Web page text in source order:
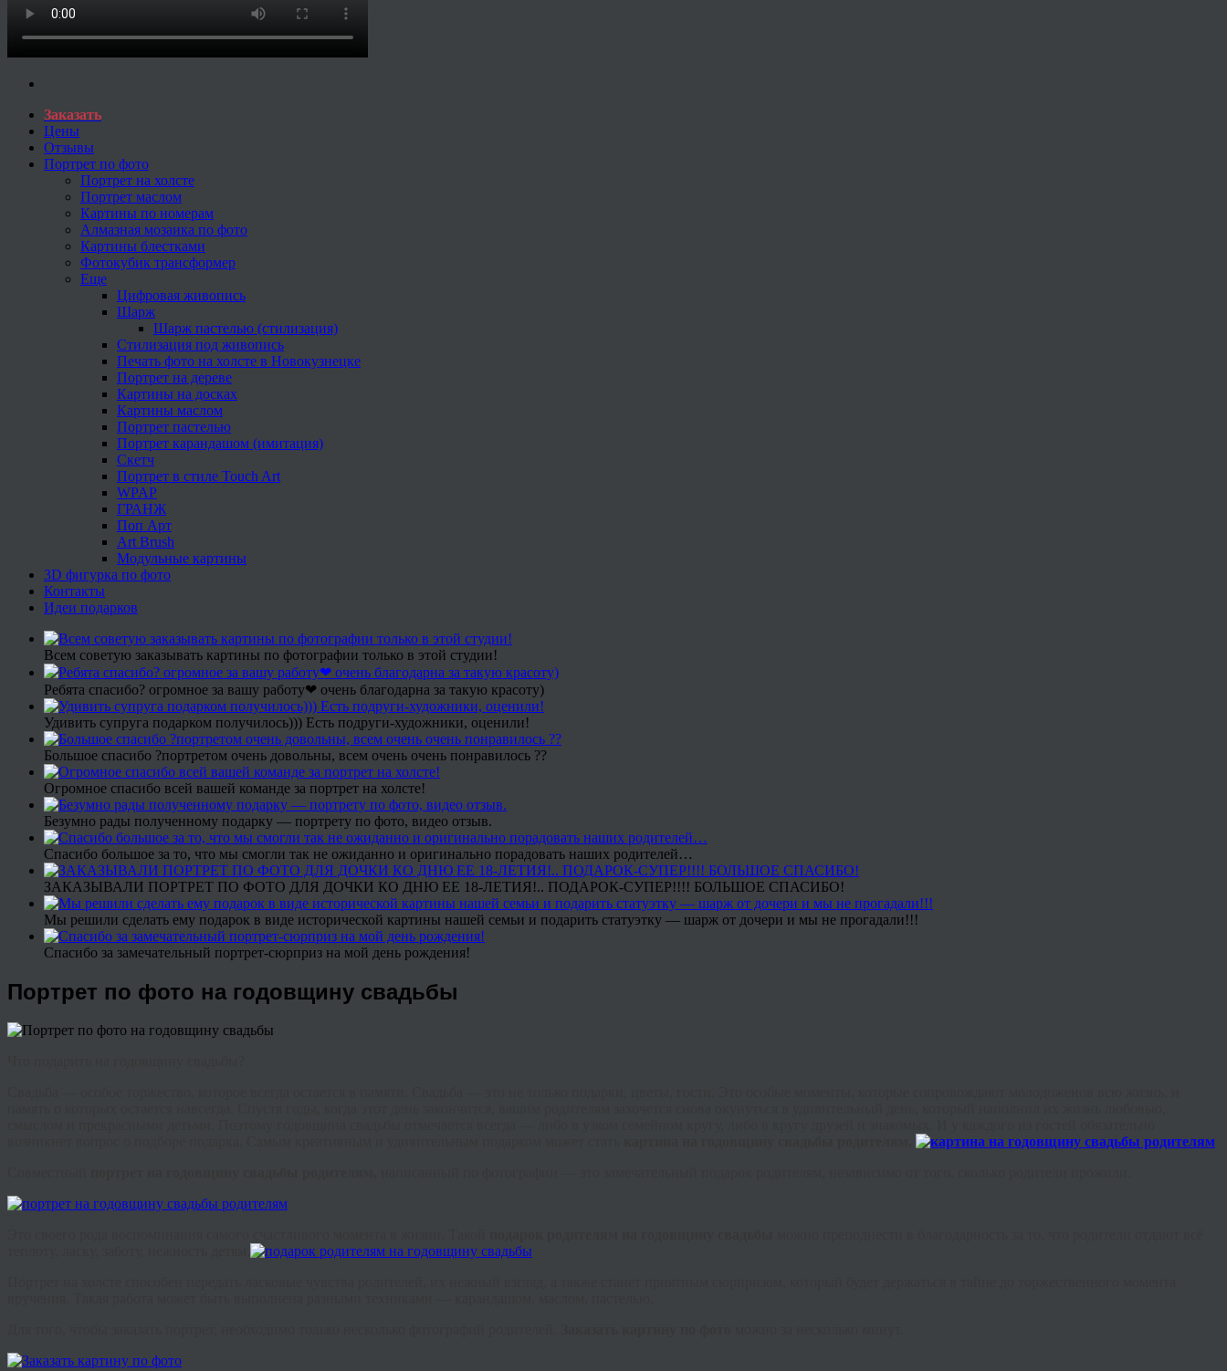
Заказать
Цены
Отзывы
Портрет по фото
Портрет на холсте
Портрет маслом
Картины по номерам
Алмазная мозаика по фото
Картины блестками
Фотокубик трансформер
Еще
Цифровая живопись
Шарж
Шарж пастелью (стилизация)
Стилизация под живопись
Печать фото на холсте в Новокузнецке
Портрет на дереве
Картины на досках
Картины маслом
Портрет пастелью
Портрет карандашом (имитация)
Скетч
Портрет в стиле Touch Art
WPAP
ГРАНЖ
Поп Арт
Art Brush
Модульные картины
3D фигурка по фото
Контакты
Идеи подарков
Всем советую заказывать картины по фотографии только в этой студии!
Ребята спасибо? огромное за вашу работу❤ очень благодарна за такую красоту)
Удивить супруга подарком получилось))) Есть подруги-художники, оценили!
Большое спасибо ?портретом очень довольны, всем очень очень понравилось ??
Огромное спасибо всей вашей команде за портрет на холсте!
Безумно рады полученному подарку — портрету по фото, видео отзыв.
Спасибо большое за то, что мы смогли так не ожиданно и оригинально порадовать наших родителей…
ЗАКАЗЫВАЛИ ПОРТРЕТ ПО ФОТО ДЛЯ ДОЧКИ КО ДНЮ ЕЕ 18-ЛЕТИЯ!.. ПОДАРОК-СУПЕР!!!! БОЛЬШОЕ СПАСИБО!
Мы решили сделать ему подарок в виде исторической картины нашей семьи и подарить статуэтку — шарж от дочери и мы не прогадали!!!
Спасибо за замечательный портрет-сюрприз на мой день рождения!
Портрет по фото на годовщину свадьбы